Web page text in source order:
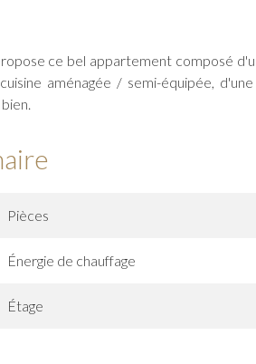
ce bel appartement composé
aménagée / semi-équipée,
Pièces
Énergie de chauffage
Étage